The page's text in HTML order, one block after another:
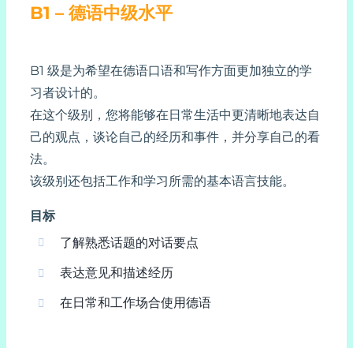
B1 – 德语中级水平
B1 级是为希望在德语口语和写作方面更加独立的学
习者设计的。
在这个级别，您将能够在日常生活中更清晰地表达自
己的观点，谈论自己的经历和事件，并分享自己的看
法。
该级别还包括工作和学习所需的基本语言技能。
目标
了解熟悉话题的对话要点
表达意见和描述经历
在日常和工作场合使用德语